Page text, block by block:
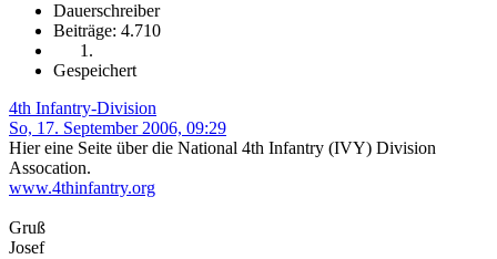
Dauerschreiber
Beiträge: 4.710
Gespeichert
4th Infantry-Division
So, 17. September 2006, 09:29
Hier eine Seite über die National 4th Infantry (IVY) Division
Assocation.
www.4thinfantry.org
Gruß
Josef